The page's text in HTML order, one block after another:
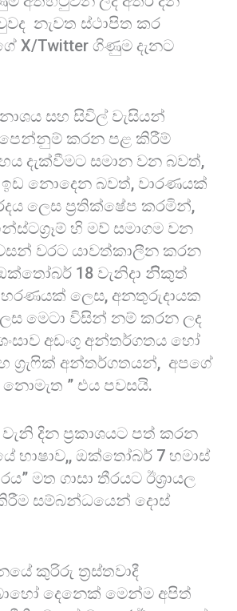
නැවත ස්ථාපිත කර
X/Twitter ගිණුම දැනට
සහ සිවිල් වැසියන්
කරන පළ කිරීම්
දැක්වීමට සමාන වන බවත්,
ඉඩ නොදෙන බවත්, වාරණයක්
ලෙස ප්‍රතික්ෂේප කරමින්,
හි මව් සමාගම වන
වරට යාවත්කාලීන කරන
18 වැනිදා නිිකුත්
ලෙස, අනතුරුදායක
මෙටා විසින් නම් කරන ලද
අඩංගු අන්තර්ගතය හෝ
ග්‍රැෆික් අන්තර්ගතයන්, අපගේ
” එය පවසයි.
දින ප්‍රකාශයට පත් කරන
භාෂාව,, ඔක්තෝබර් 7 හමාස්
මත ගාසා තීරයට ඊශ්‍රායල
කිරීම සම්බන්ධයෙන් දොස්
කුරිරු ත්‍රස්තවාදී
දෙනෙක් මෙන්ම අපිත්